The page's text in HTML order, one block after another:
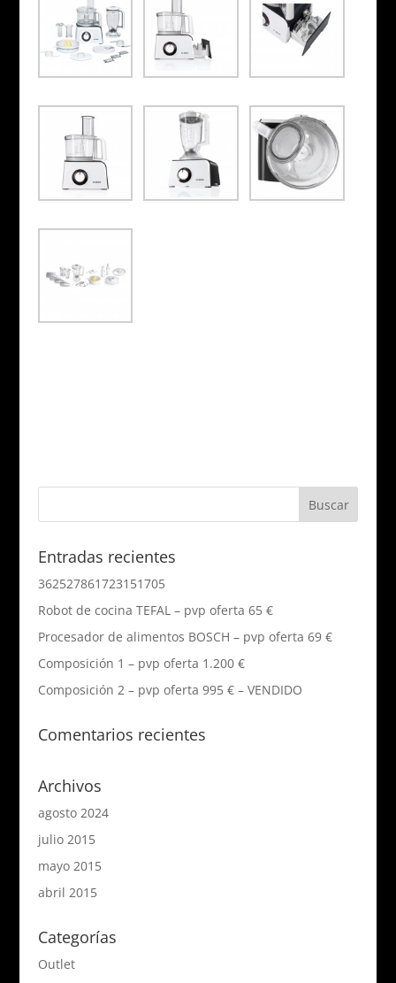
Entradas recientes
362527861723151705
Robot de cocina TEFAL – pvp oferta 65 €
Procesador de alimentos BOSCH – pvp oferta 69 €
Composición 1 – pvp oferta 1.200 €
Composición 2 – pvp oferta 995 € – VENDIDO
Comentarios recientes
Archivos
agosto 2024
julio 2015
mayo 2015
abril 2015
Categorías
Outlet